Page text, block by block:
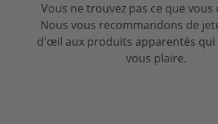
Vous ne trouvez pas ce que vous
Nous vous recommandons de
d'œil aux produits apparentés
vous plaire.